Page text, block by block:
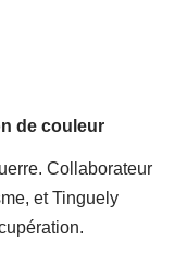
de couleur
Collaborateur
et Tinguely